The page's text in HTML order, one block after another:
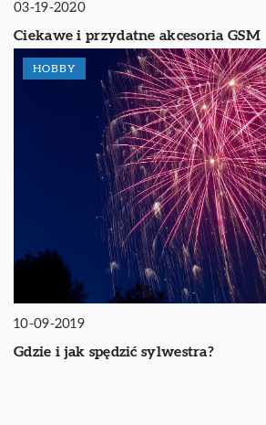
03-19-2020
Ciekawe i przydatne akcesoria GSM
HOBBY
10-09-2019
Gdzie i jak spędzić sylwestra?